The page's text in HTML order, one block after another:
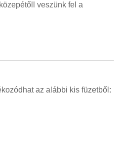
veszünk fel a
az alábbi kis füzetből: